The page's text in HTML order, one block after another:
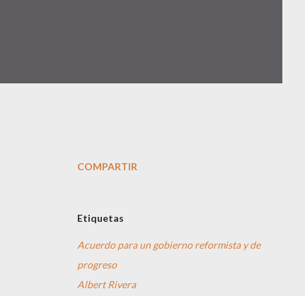
COMPARTIR
Etiquetas
Acuerdo para un gobierno reformista y de
progreso
Albert Rivera